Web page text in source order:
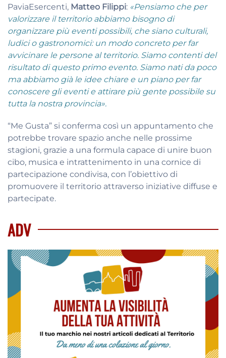
PaviaEsercenti, Matteo Filippi: «Pensiamo che per
valorizzare il territorio abbiamo bisogno di
organizzare più eventi possibili, che siano culturali,
ludici o gastronomici: un modo concreto per far
avvicinare le persone al territorio. Siamo contenti del
risultato di questo primo evento. Siamo nati da poco
ma abbiamo già le idee chiare e un piano per far
conoscere gli eventi e attirare più gente possibile su
tutta la nostra provincia».
“Me Gusta” si conferma così un appuntamento che
potrebbe trovare spazio anche nelle prossime
stagioni, grazie a una formula capace di unire buon
cibo, musica e intrattenimento in una cornice di
partecipazione condivisa, con l’obiettivo di
promuovere il territorio attraverso iniziative diffuse e
partecipate.
ADV